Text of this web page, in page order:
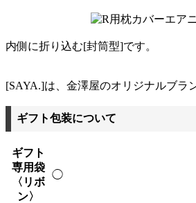
内側に折り込む[封筒型]です。
[SAYA.]は、金澤屋のオリジナルブラ
ギフト包装について
ギフト
専用袋
〈リボ
ン〉
◯